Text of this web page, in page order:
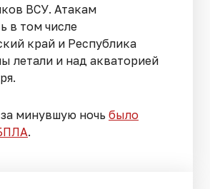
ВСУ. Атакам
в том числе
край и Республика
летали и над акваторией
минувшую ночь было
.